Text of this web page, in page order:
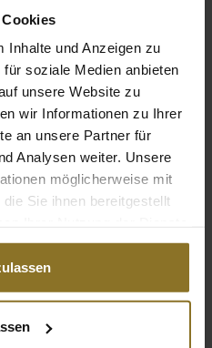
Inhalte und Anzeigen zu
soziale Medien anbieten
unsere Website zu
wir Informationen zu Ihrer
an unsere Partner für
Analysen weiter. Unsere
möglicherweise mit
Sie ihnen bereitgestellt
Schwarz
kg
cm